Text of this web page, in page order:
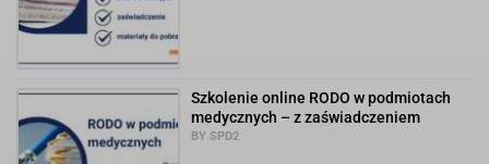
Szkolenie online RODO w podmiotach
medycznych – z zaświadczeniem
BY SPD2